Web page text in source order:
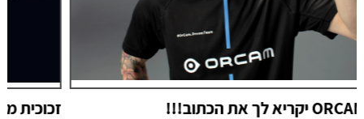
זכוכית מגדלת ידני כרטיס easyPOCKET